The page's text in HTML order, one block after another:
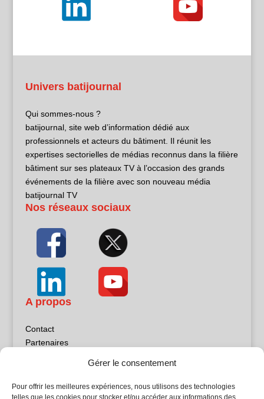
Gérer le consentement
Pour offrir les meilleures expériences, nous utilisons des technologies
telles que les cookies pour stocker et/ou accéder aux informations des
Univers batijournal
Qui sommes-nous ?
batijournal, site web d’information dédié aux
professionnels et acteurs du bâtiment. Il réunit les
expertises sectorielles de médias reconnus dans la filière
bâtiment sur ses plateaux TV à l’occasion des grands
événements de la filière avec son nouveau média
batijournal TV
Nos réseaux sociaux
A propos
Contact
Partenaires
Politique de confidentialité
Sites partenaires